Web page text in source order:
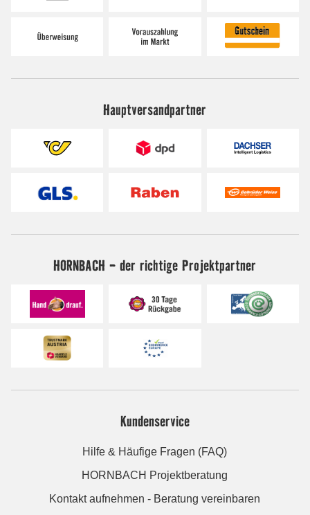
Hauptversandpartner
HORNBACH - der richtige Projektpartner
Kundenservice
Hilfe & Häufige Fragen (FAQ)
HORNBACH Projektberatung
Kontakt aufnehmen - Beratung vereinbaren